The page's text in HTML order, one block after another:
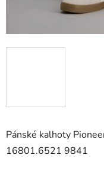
Pánské kalhoty
16801.6521 9841